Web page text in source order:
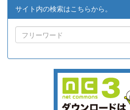
サイト内の検索はこちらから。